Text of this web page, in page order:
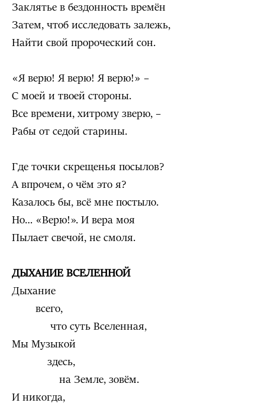
Заклятье в бездонность времён
Затем, чтоб исследовать залежь,
Найти свой пророческий сон.
«Я верю! Я верю! Я верю!» –
С моей и твоей стороны.
Все времени, хитрому зверю, –
Рабы от седой старины.
Где точки скрещенья посылов?
А впрочем, о чём это я?
Казалось бы, всё мне постыло.
Но… «Верю!». И вера моя
Пылает свечой, не смоля.
ДЫХАНИЕ ВСЕЛЕННОЙ
Дыхание
всего,
что суть Вселенная,
Мы Музыкой
здесь,
на Земле, зовём.
И никогда,